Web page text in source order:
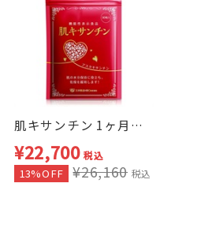
肌キサンチン 1ヶ月分 6袋セット
¥22,700 税込
13%OFF ¥26,160 税込